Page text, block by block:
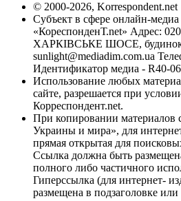
© 2000-2026, Korrespondent.net
Субъект в сфере онлайн-
«КореспонденТ.net» Адрес:
ХАРКІВСЬКЕ ШОСЕ, будинок
sunlight@mediadim.com.ua
Идентификатор медиа - R40-
Использование любых
сайте, разрешается при
Корреспондент.net.
При копировании материалов
Украины и мира», для
прямая открытая для
Ссылка должна быть
полного либо частичного
Гиперссылка (для интернет-
размещена в подзаголовке